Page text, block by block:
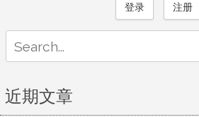
登录 注册
for:
近期文章